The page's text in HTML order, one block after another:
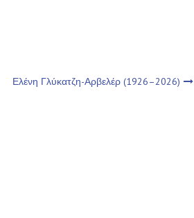
Ελένη Γλύκατζη-Αρβελέρ (1926–2026)